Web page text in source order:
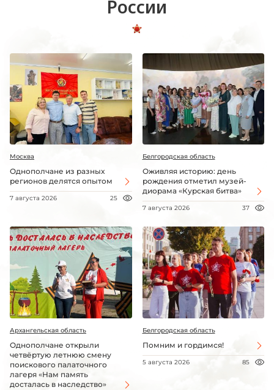
России
Москва
Однополчане из разных
регионов делятся опытом
7 августа 2026 25
Белгородская область
Оживляя историю: день
рождения отметил музей-
диорама «Курская битва»
7 августа 2026 37
Архангельская область
Однополчане открыли
четвёртую летнюю смену
поискового палаточного
лагеря «Нам память
досталась в наследство»
Белгородская область
Помним и гордимся!
5 августа 2026 85